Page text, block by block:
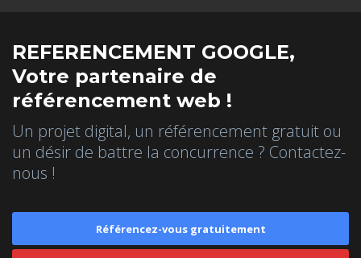
REFERENCEMENT GOOGLE,
Votre partenaire de
référencement web !
Un projet digital, un référencement gratuit ou
un désir de battre la concurrence ? Contactez-
nous !
Référencez-vous gratuitement